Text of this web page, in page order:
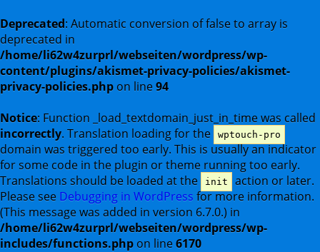
Deprecated: Automatic conversion of false to array is
deprecated in
/home/li62w4zurprl/webseiten/wordpress/wp-
content/plugins/akismet-privacy-policies/akismet-
privacy-policies.php on line94
Notice: Function _load_textdomain_just_in_time was called
incorrectly. Translation loading for the wptouch-pro
domain was triggered too early. This is usually an indicator
for some code in the plugin or theme running too early.
Translations should be loaded at the
init
action or later.
Please see Debugging in WordPress for more information.
(This message was added in version 6.7.0.) in
/home/li62w4zurprl/webseiten/wordpress/wp-
includes/functions.php on line6170